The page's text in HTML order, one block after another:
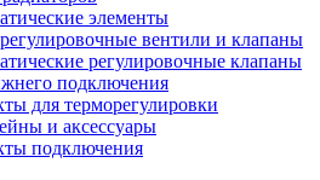
элементы
вентили и клапаны
регулировочные клапаны
подключения
для терморегулировки
и аксессуары
подключения